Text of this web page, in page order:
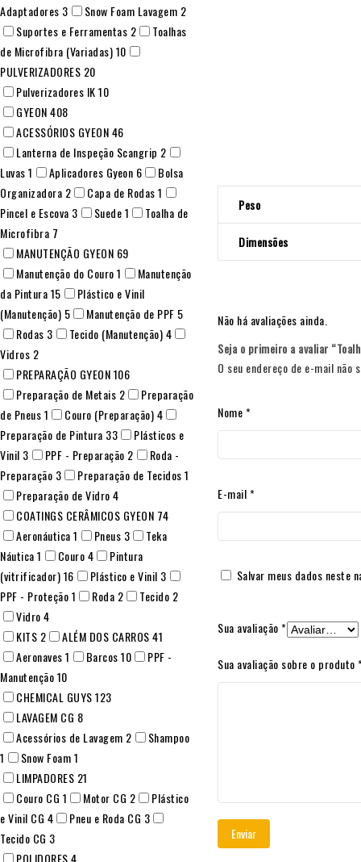
Peso
Dimensões
Não há avaliações ainda.
Seja o primeiro a avaliar
O seu endereço de e-mail não
Nome*
E-mail*
Salvar meus dados neste
Sua avaliação*
Sua avaliação sobre o produto
Adaptadores 3 Snow Foam Lavagem 2
Suportes e Ferramentas 2
Toalhas
de Microfibra (Variadas)10
PULVERIZADORES 20
Pulverizadores IK10
GYEON408
ACESSÓRIOS GYEON46
Lanterna de Inspeção Scangrip 2
Luvas1 Aplicadores Gyeon 6
Bolsa
Organizadora 2 Capa de Rodas1
Pincel e Escova 3 Suede1
Toalha de
Microfibra 7
MANUTENÇÃO GYEON 69
Manutenção do Couro1
Manutenção
da Pintura15
Plástico e Vinil
(Manutenção) 5 Manutenção de PPF 5
Rodas 3 Tecido (Manutenção)4
Vidros 2
PREPARAÇÃO GYEON106
Preparação de Metais 2
Preparação
de Pneus1 Couro (Preparação)4
Preparação de Pintura 33
Plásticos e
Vinil 3 PPF - Preparação 2
Roda -
Preparação 3 Preparação de Tecidos1
Preparação de Vidro4
COATINGS CERÂMICOS GYEON 74
Aeronáutica1 Pneus 3
Teka
Náutica1 Couro4
Pintura
(vitrificador)16 Plástico e Vinil 3
PPF - Proteção1 Roda 2 Tecido 2
Vidro4
KITS 2 ALÉM DOS CARROS41
Aeronaves1 Barcos10
PPF -
Manutenção10
CHEMICAL GUYS123
LAVAGEM CG 8
Acessórios de Lavagem 2
Shampoo
1
Snow Foam1
LIMPADORES 21
Couro CG 1 Motor CG 2
Plástico
e Vinil CG 4 Pneu e Roda CG 3
Tecido CG 3
POLIDORES4